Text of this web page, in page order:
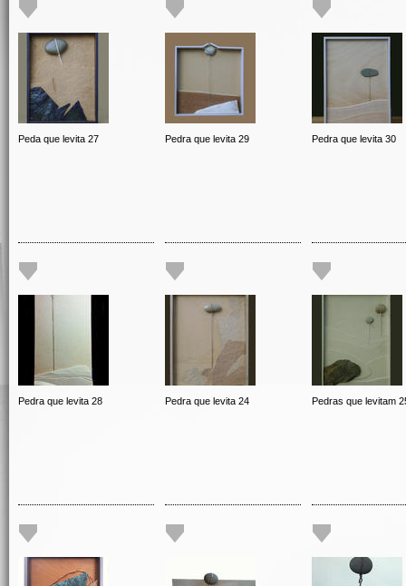
Peda que levita 27 Pedra que levita 29 Pedra que levita 30
Pedra que levita 28 Pedra que levita 24 Pedras que levitam